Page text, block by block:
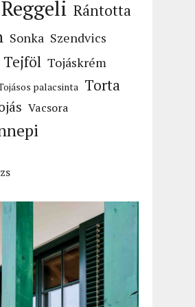
Reggeli Rántotta
Sonka Szendvics
Tejföl Tojáskrém
palacsinta Torta
Vacsora